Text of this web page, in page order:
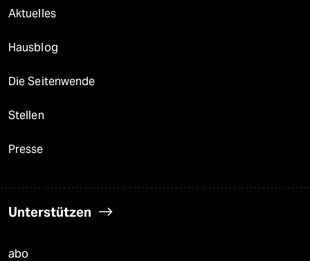
Aktuelles
Hausblog
Die Seitenwende
Stellen
Presse
Unterstützen
abo